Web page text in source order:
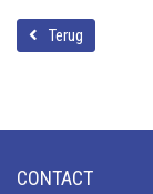
Terug
CONTACT